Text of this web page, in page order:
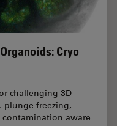
Cryo
challenging 3D
plunge freezing,
aware